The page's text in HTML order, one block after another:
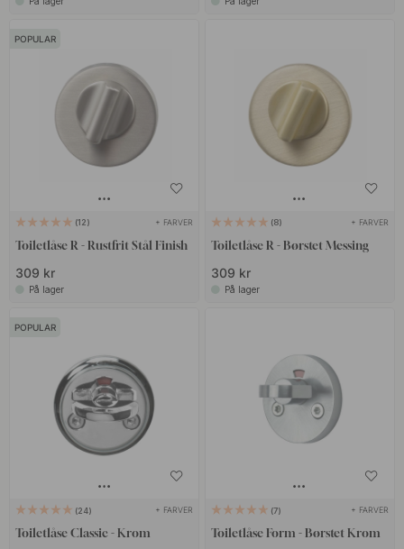
POPULAR
12 + FARVER
Toiletlåse R - Rustfrit Stål Finish
309 kr
På lager
8 + FARVER
Toiletlåse R - Børstet Messing
309 kr
På lager
POPULAR
24 + FARVER
Toiletlåse Classic - Krom
7 + FARVER
Toiletlåse Form - Børstet Krom